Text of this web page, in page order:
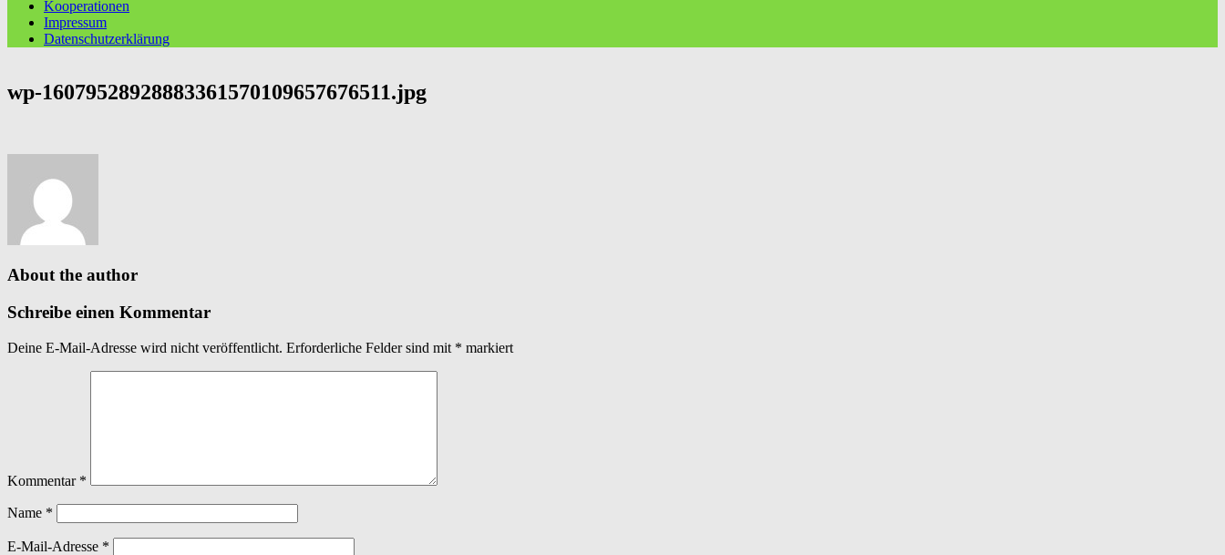
Kooperationen
Impressum
Datenschutzerklärung
wp-16079528928883361570109657676511.jpg
About the author
Schreibe einen Kommentar
Deine E-Mail-Adresse wird nicht veröffentlicht. Erforderliche Felder sind mit * markiert
Kommentar *
Name *
E-Mail-Adresse *